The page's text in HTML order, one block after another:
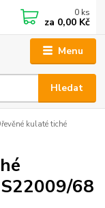
Menu
Hledat
0 ks
za 0,00 Kč
kulaté tiché
68